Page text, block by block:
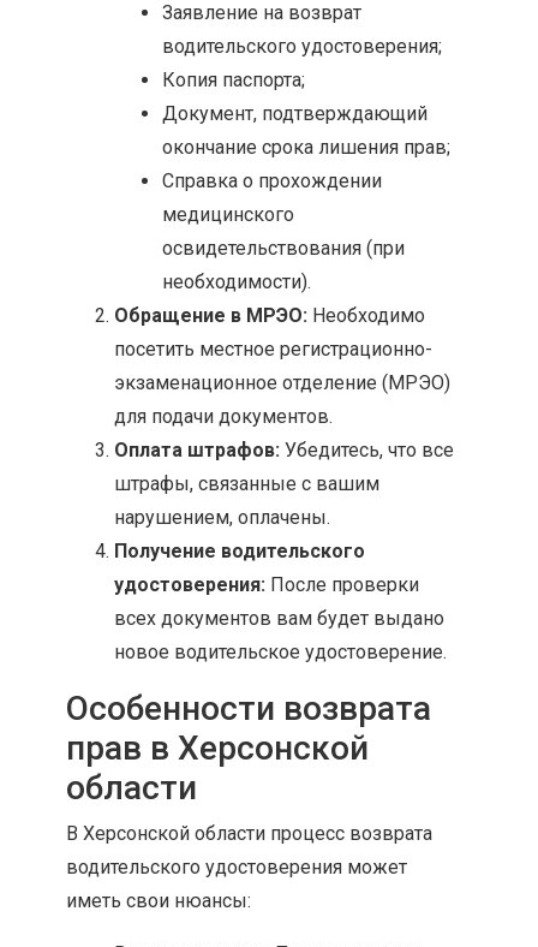
Заявление на возврат
водительского удостоверения;
Копия паспорта;
Документ, подтверждающий
окончание срока лишения прав;
Справка о прохождении
медицинского
освидетельствования (при
необходимости).
Обращение в МРЭО: Необходимо
посетить местное регистрационно-
экзаменационное отделение (МРЭО)
для подачи документов.
Оплата штрафов: Убедитесь, что все
штрафы, связанные с вашим
нарушением, оплачены.
Получение водительского
удостоверения: После проверки
всех документов вам будет выдано
новое водительское удостоверение.
Особенности возврата
прав в Херсонской
области
В Херсонской области процесс возврата
водительского удостоверения может
иметь свои нюансы: